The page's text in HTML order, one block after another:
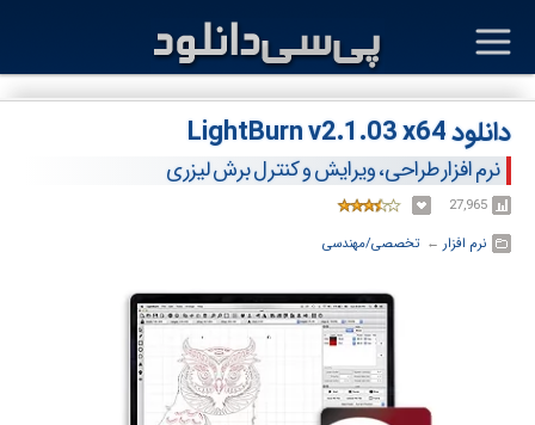
دانلود LightBurn v2.1.03 x64
نرم افزار طراحی، ویرایش و کنترل برش لیزری
27,965
نرم افزار ← ‏تخصصی/مهندسی